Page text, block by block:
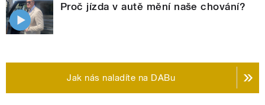
Proč jízda v autě mění naše chování?
Jak nás naladíte na DABu